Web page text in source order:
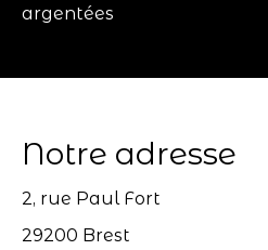
argentées
Notre adresse
2, rue Paul Fort
29200 Brest